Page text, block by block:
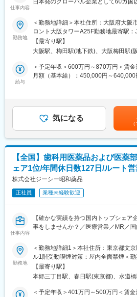
・土日祝休み／年間休日128日
・「くるみん」「えるぼし」取得
■各種手当・福利厚生：
・社宅制度あり（適用条件あり・入社
・日当あり（別途支給）
変更の範囲：会社の定める業務
・担当するITプロジェクトおよび施策
・プロジェクトにおける課題やリスク
適切な対策を推進することで、円滑な
る。
・社内外の関係者と連携しながら、プ
■ソリューション・システム管理
・担当するシステムおよびアプリケー
する情報を、関係者へ適切に共有する
・グローバルおよびリージョナルのIT
よび各種イニシアチブの実行を支援す
変更の範囲：会社の定める業務
仕事内容
日本発のグローバル企業として60カ国
供し、世界中の人々の視覚に関わる社
す。本ポジションは、本社QA職とし
■業務内容：
・配属先は、日本国内で製造販売する
補助食品の品質保証体制の維持・管理
う本社品質保証機能（グローバル機能
改善し、製造管理及び品質管理の適正
療用/一般用医薬品、健康補助食品およ
よびGXP組織と連携し、日本市場にお
テムの構築と維持管理および強固なプ
けた改善を行う。
・GQP管理基準および手順に準拠した
脱/CAPA、変更管理、文書管理、教育
築、維持、改善する
・製造委託先、供給業者管理の運用お
・日本・海外規制及び標的市場国規制
動を行う。
・国内市場向け製品及び輸出用製品の
・ターゲット市場要件に基づく海外輸
務およびサポートを行う。
・他社製造販売業者との販売提携製品
もに適正な品質情報の取扱いを行う。
後納入、保管、供給業務に関する品質
勤務地
＜勤務地詳細＞本社住所：大阪府大阪
ロント大阪タワーA25F勤務地最寄駅
策：屋内全面禁煙変更の範囲：会社の
ーク含む）
【最寄り駅】
大阪駅、梅田駅(地下鉄)、大阪梅田駅(
給与
＜予定年収＞600万円～870万円＜賃
月額（基本給）：450,000円～
あり、選考を通じて上下する可能性が
手当を含めた表記です。
気になる
【全国】歯科用医薬品および医薬
ェア1位/年間休日数127日/ルート営
株式会社ジーシー昭和薬品
正社員 業種未経験歓迎
仕事内容
【確かな実績を持つ国内トップシェア
事をしませんか？／医療営業／MR／
■業務内容：
医薬品、医療機器、医薬部外品等の製
下の業務をご担当いただきます。
※入社直後からいきなり営業活動から始
員の方の同席から行っていただけます
勤務地
＜勤務地詳細1＞本社住所：東京都文
ル1階受動喫煙対策：屋内全面禁煙＜
福岡県 受動喫煙対策：屋内全面禁煙＜
所：愛知県名古屋市 受動喫煙対策：屋
【最寄り駅】
本郷三丁目駅、春日駅(東京都)、水道
＜予定年収＞401万円～500万円＜賃